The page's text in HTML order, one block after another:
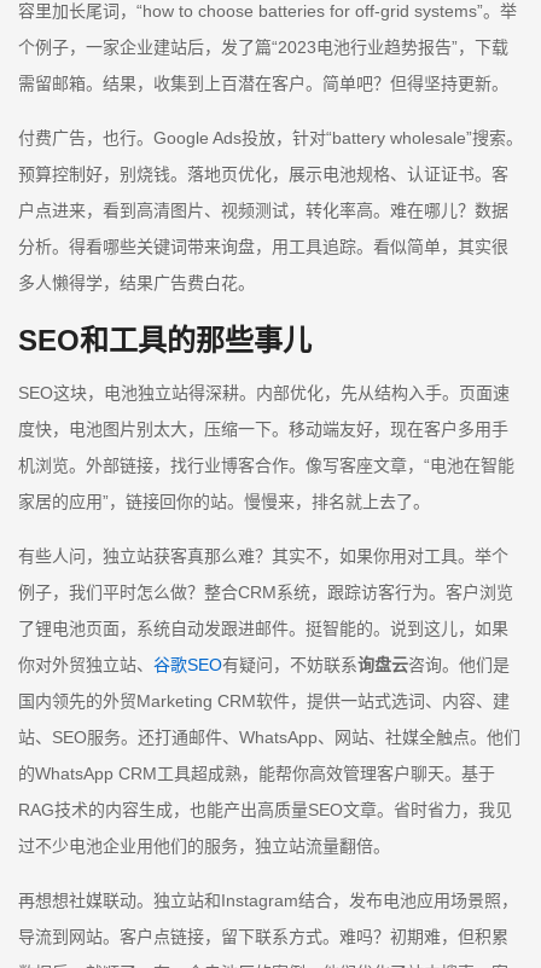
容里加长尾词，“how to choose batteries for off-grid systems”。举
个例子，一家企业建站后，发了篇“2023电池行业趋势报告”，下载
需留邮箱。结果，收集到上百潜在客户。简单吧？但得坚持更新。
付费广告，也行。Google Ads投放，针对“battery wholesale”搜索。
预算控制好，别烧钱。落地页优化，展示电池规格、认证证书。客
户点进来，看到高清图片、视频测试，转化率高。难在哪儿？数据
分析。得看哪些关键词带来询盘，用工具追踪。看似简单，其实很
多人懒得学，结果广告费白花。
SEO和工具的那些事儿
SEO这块，电池独立站得深耕。内部优化，先从结构入手。页面速
度快，电池图片别太大，压缩一下。移动端友好，现在客户多用手
机浏览。外部链接，找行业博客合作。像写客座文章，“电池在智能
家居的应用”，链接回你的站。慢慢来，排名就上去了。
有些人问，独立站获客真那么难？其实不，如果你用对工具。举个
例子，我们平时怎么做？整合CRM系统，跟踪访客行为。客户浏览
了锂电池页面，系统自动发跟进邮件。挺智能的。说到这儿，如果
你对外贸独立站、 谷歌SEO有疑问，不妨联系询盘云咨询。他们是
国内领先的外贸Marketing CRM软件，提供一站式选词、内容、建
站、SEO服务。还打通邮件、WhatsApp、网站、社媒全触点。他们
的WhatsApp CRM工具超成熟，能帮你高效管理客户聊天。基于
RAG技术的内容生成，也能产出高质量SEO文章。省时省力，我见
过不少电池企业用他们的服务，独立站流量翻倍。
再想想社媒联动。独立站和Instagram结合，发布电池应用场景照，
导流到网站。客户点链接，留下联系方式。难吗？初期难，但积累